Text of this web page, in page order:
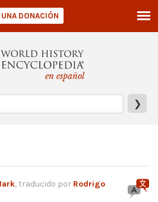
en español
❯
DONACIÓN
, traducido por Rodrigo